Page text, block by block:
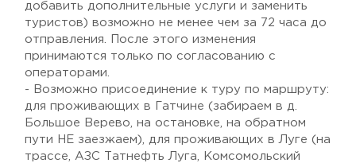
добавить дополнительные услуги и заменить
туристов) возможно не менее чем за 72 часа до
отправления. После этого изменения
принимаются только по согласованию с
операторами.
- Возможно присоединение к туру по маршруту:
для проживающих в Гатчине (забираем в д.
Большое Верево, на остановке, на обратном
пути НЕ заезжаем), для проживающих в Луге (на
трассе, АЗС Татнефть Луга, Комсомольский